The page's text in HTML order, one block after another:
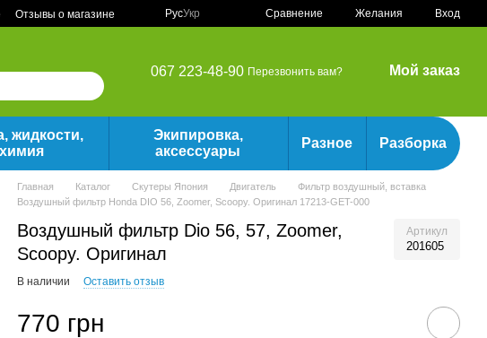
Отзывы о магазине РусУкр Сравнение Желания Вход
067 223-48-90 Перезвонить вам? Мой заказ
жидкости,
химия
Экипировка,
аксессуары
Разное Разборка
Главная Каталог Скутеры Япония Двигатель
Фильтр воздушный, вставка
Воздушный фильтр Honda DIO 56, Zoomer, Scoopy. Оригинал 17213-GET-000
Воздушный фильтр Dio 56, 57, Zoomer,
Scoopy. Оригинал
Артикул
201605
В наличии Оставить отзыв
770 грн